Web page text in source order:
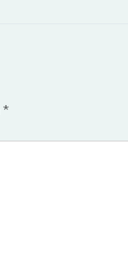
*